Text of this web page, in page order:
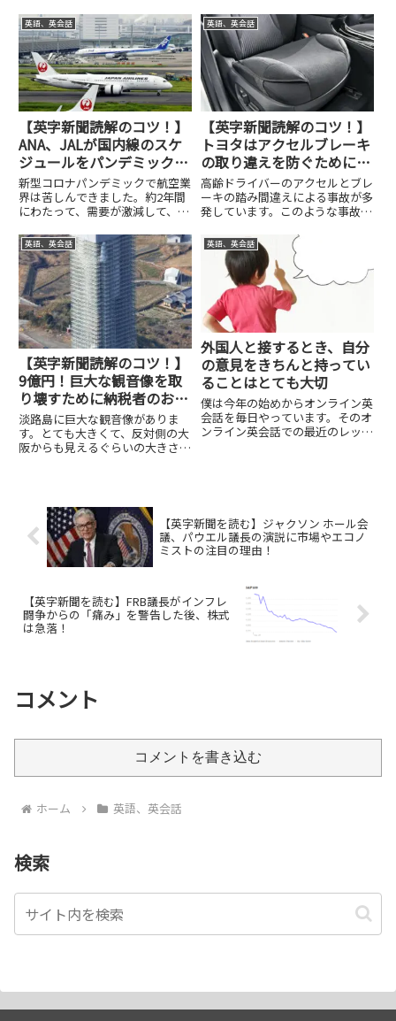
と思います。そこの選手がイチロ
ー選手に手紙を送り、イチロー選
手がそれに応えた。そして、クリ
ニックが実現したようです。写
真...
ついて、1人1泊最大7,000円の補
助金が出る。コロナパンデミック
から抜け出そうというために、観
光産業へのサポートを進...
英語、英会話
【英字新聞読解のコツ！】
ANA、JALが国内線のスケ
ジュールをパンデミック前
のレベルに戻す！
新型コロナパンデミックで航空業
界は苦しんできました。約2年間
にわたって、需要が激減して、経
そんな中、ANAとJALは今年の春
からは国内線の需要が回復すると
みているようです。2022年度の
フライトスケジュールが発...
英語、英会話
【英字新聞読解のコツ！】
トヨタはアクセルブレーキ
の取り違えを防ぐためにク
ッションを発売！
高齢ドライバーのアクセルとブレ
ーキの踏み間違えによる事故が多
発しています。このような事故を
いシートを発売しました。足を広
げにくくして、自然とブレーキの
方に足が向くようにしている。こ
のことで、アクセルを無意識に
踏...
英語、英会話
【英字新聞読解のコツ！】
9億円！巨大な観音像を取
り壊すために納税者のお金
が使用される！
淡路島に巨大な観音像がありま
す。とても大きくて、反対側の大
阪からも見えるぐらいの大きさの
になっているようで…。どうして
このようなことになったのでしょ
う...
英語、英会話
外国人と接するとき、自分
の意見をきちんと持ってい
ることはとても大切
僕は今年の始めからオンライン英
会話を毎日やっています。そのオ
ンライン英会話での最近のレッス
が...
【英字新聞を読む】ジャクソン ホール会
議、パウエル議長の演説に市場やエコノ
ミストの注目の理由！
【英字新聞を読む】FRB議長がインフレ
闘争からの「痛み」を警告した後、株式
は急落！
コメント
コメントを書き込む
ホーム 英語、英会話
検索